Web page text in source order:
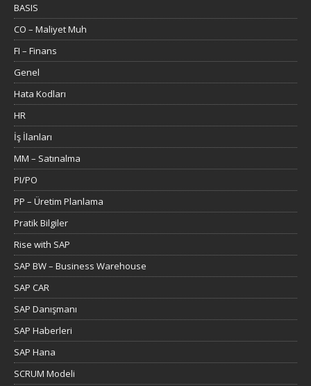
BASIS
CO – Maliyet Muh
FI – Finans
Genel
Hata Kodları
HR
İş İlanları
MM – Satınalma
PI/PO
PP – Üretim Planlama
Pratik Bilgiler
Rise with SAP
SAP BW – Business Warehouse
SAP CAR
SAP Danışmanı
SAP Haberleri
SAP Hana
SCRUM Modeli